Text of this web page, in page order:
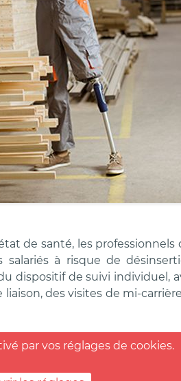
de santé, les
à risque de
dispositif de suivi individuel,
des visites de mi-
par vos réglages de cookies.